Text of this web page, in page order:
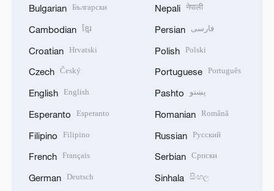
Bulgarian Български
Cambodian ខ្មែរ
Croatian Hrvatski
Czech Český
English English
Esperanto Esperanto
Filipino Filipino
French Français
German Deutsch
Nepali नेपाली
Persian فارسی
Polish Polski
Portuguese Português
Pashto پښتو
Romanian Română
Russian Русский
Serbian Српски
Sinhala සිංහල